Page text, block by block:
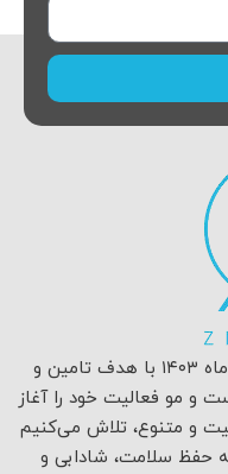
فروشگاه اینترنتی زیبا فام از اسفند ماه ۱۴۰۳ با هدف تامین و
و مو فعالیت خود را آغاز
و متنوع، تلاش می‌کنیم
حفظ سلامت، شادابی و